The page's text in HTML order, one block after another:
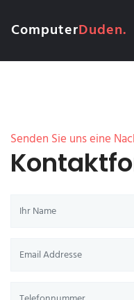
ComputerDuden.
Senden Sie uns eine